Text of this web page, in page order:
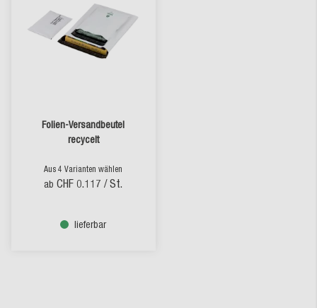
Folien-Versandbeutel
recycelt
Aus 4 Varianten wählen
ab CHF 0.117 / St.
lieferbar